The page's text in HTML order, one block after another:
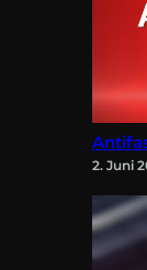
2. Juni